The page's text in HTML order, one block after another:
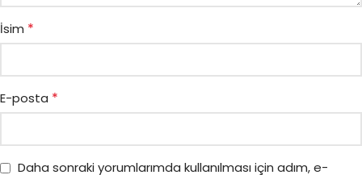
İsim *
E-posta *
Daha sonraki yorumlarımda kullanılması için adım, e-